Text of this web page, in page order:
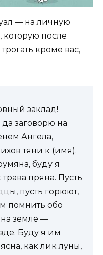
— на личную
которую после
кроме вас,
заклад!
заговорю на
Ангела,
тяни к (имя).
буду я
пряна. Пусть
пусть горюют,
помнить обо
земле —
Буду я им
как лик луны,